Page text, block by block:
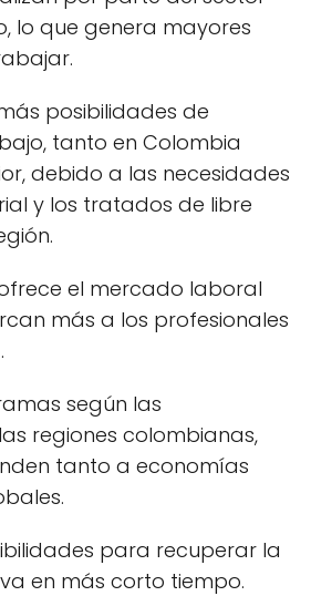
lo que genera mayores
posibilidades de
tanto en Colombia
debido a las necesidades
y los tratados de libre
el mercado laboral
más a los profesionales
según las
regiones colombianas,
tanto a economías
para recuperar la
en más corto tiempo.